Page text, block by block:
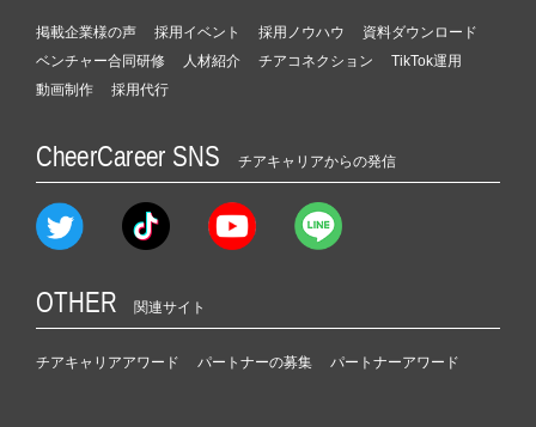
掲載企業様の声 採用イベント 採用ノウハウ
資料ダウンロード
ベンチャー合同研修
人材紹介 チアコネクション
TikTok運用
動画制作
採用代行
CheerCareer SNS チアキャリアからの発信
OTHER 関連サイト
チアキャリアアワード パートナーの募集 パートナーアワード